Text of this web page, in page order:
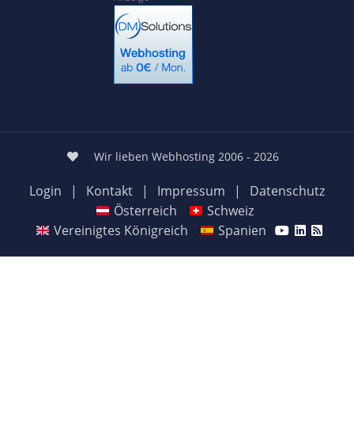
Wir lieben Webhosting 2006 - 2026
Login | Kontakt | Impressum |
Datenschutz
Österreich
Schweiz
Vereinigtes Königreich
Spanien